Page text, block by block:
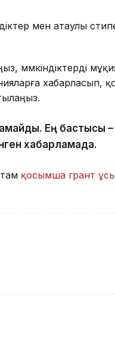
мен атаулы
мүмкіндіктерді
хабарласып,
Ең бастысы –
хабарламада.
қосымша грант